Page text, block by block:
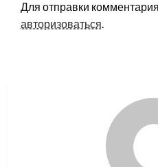
Для отправки
авторизоваться.